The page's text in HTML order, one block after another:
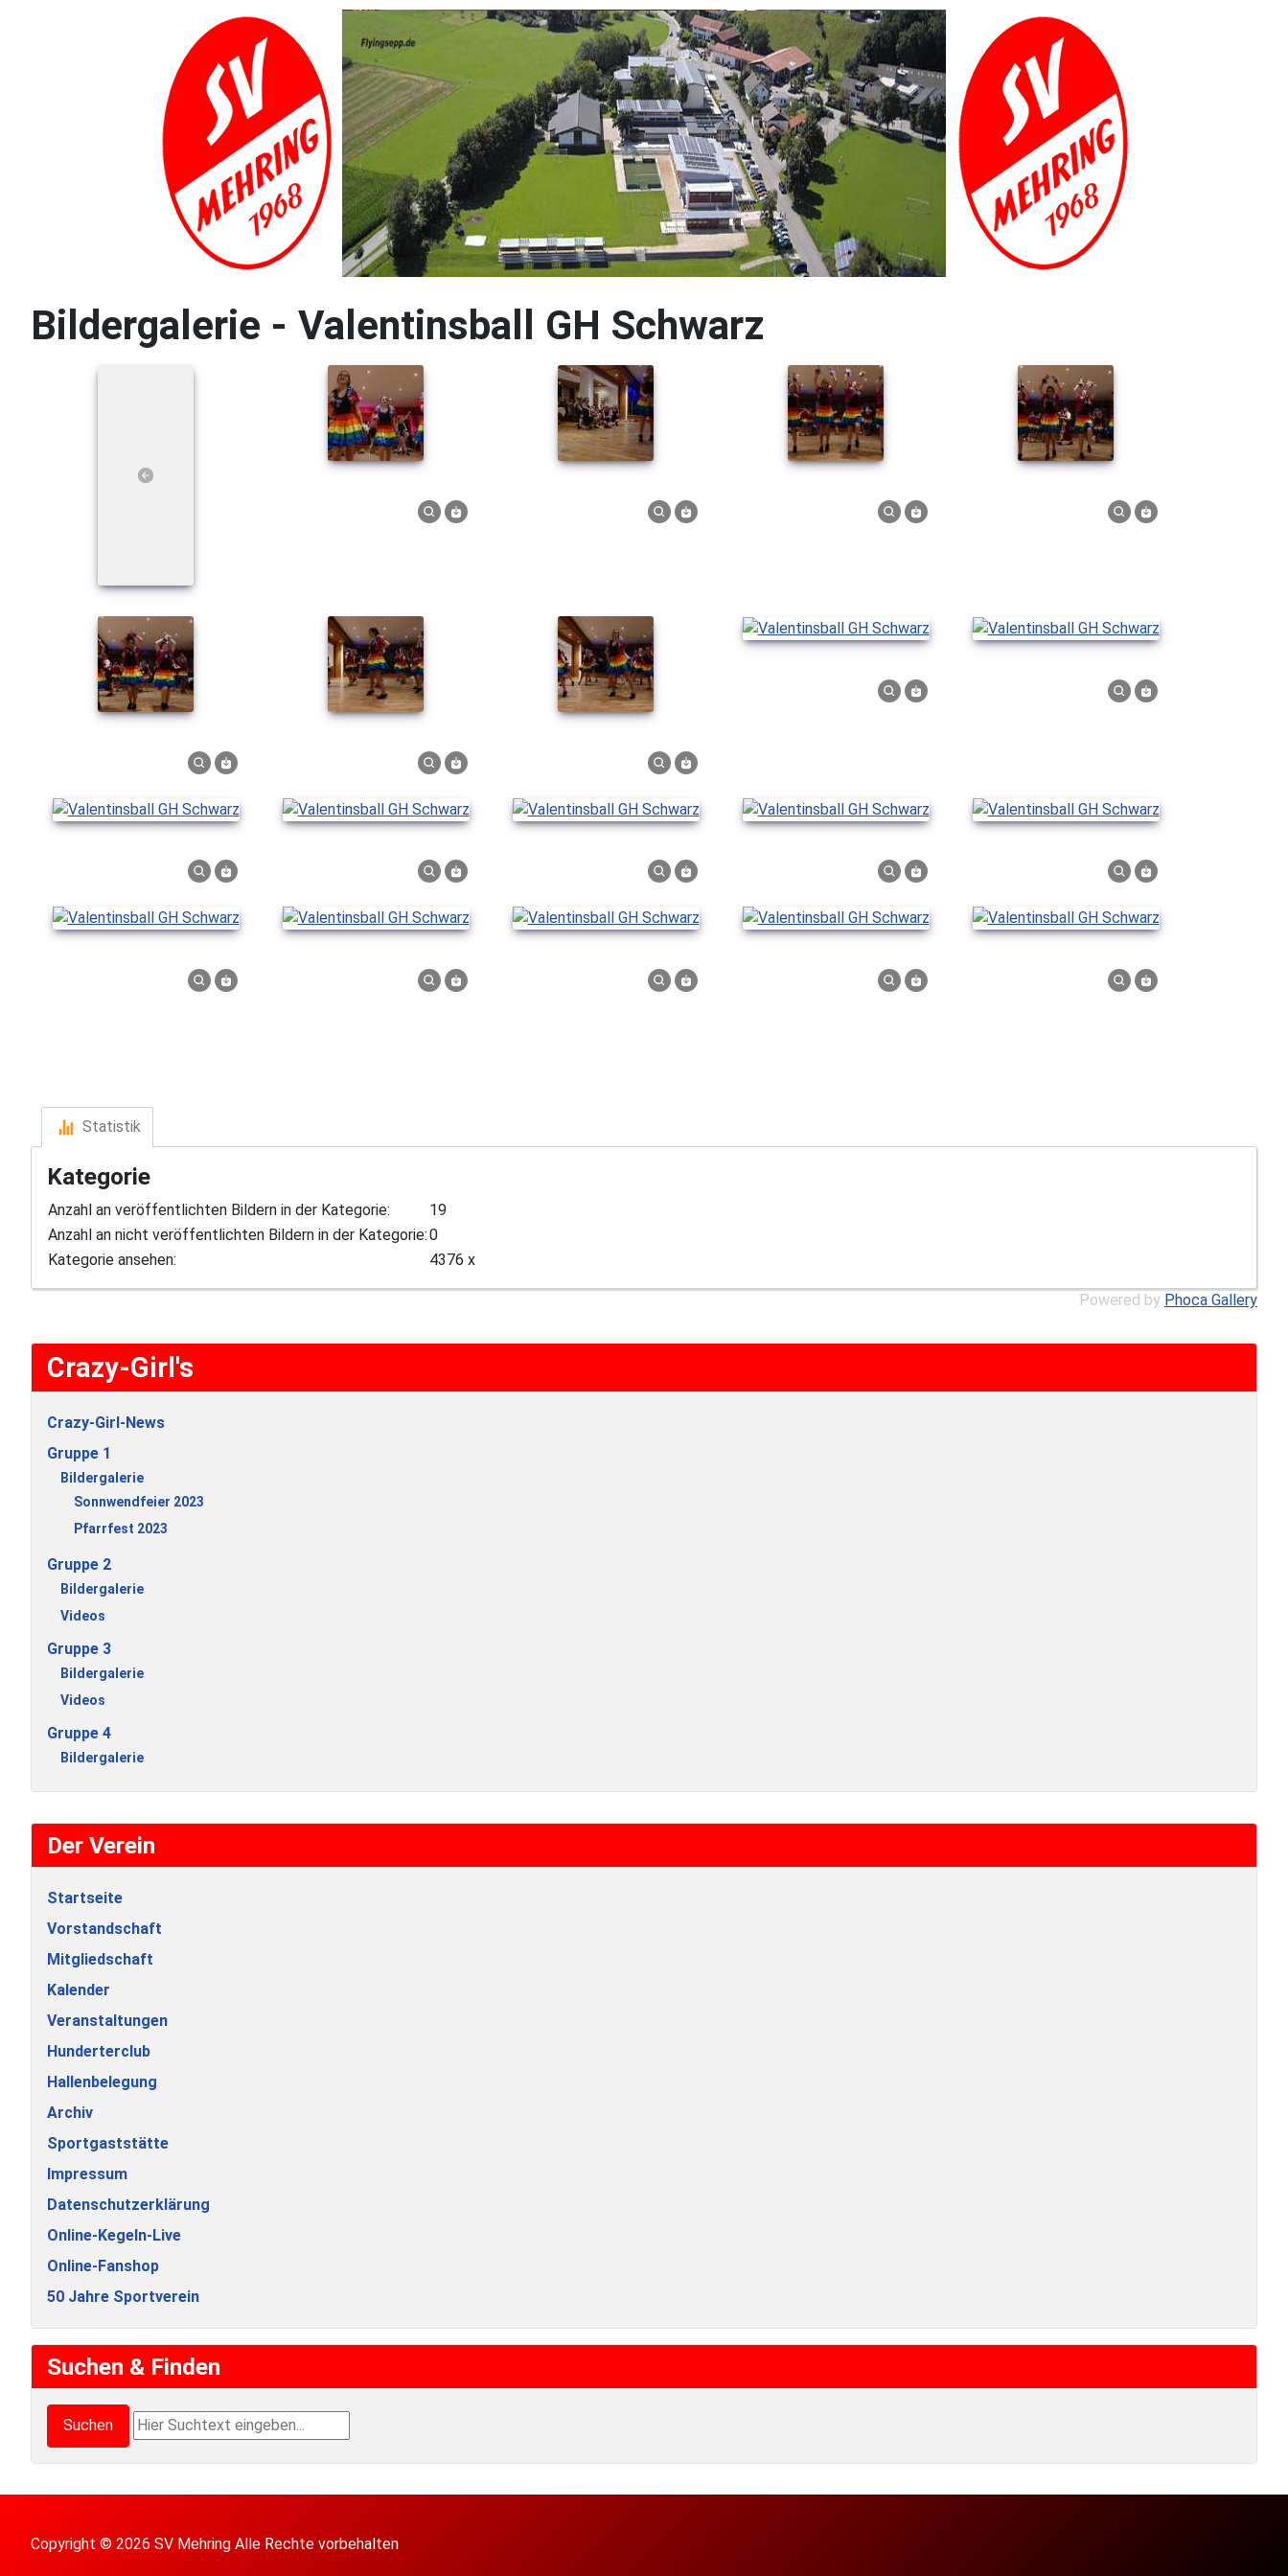
Der Verein
Startseite
Vorstandschaft
Mitgliedschaft
Kalender
Veranstaltungen
Hunderterclub
Hallenbelegung
Archiv
Sportgaststätte
Impressum
Datenschutzerklärung
Online-Kegeln-Live
Online-Fanshop
50 Jahre Sportverein
Suchen & Finden
Suchen
Suchen & Finden
Bildergalerie - Valentinsball GH Schwarz
Statistik
Kategorie
Anzahl an veröffentlichten Bildern in der Kategorie:
19
Anzahl an nicht veröffentlichten Bildern in der Kategorie:0
Kategorie ansehen:
4376 x
Powered by Phoca Gallery
Crazy-Girl's
Crazy-Girl-News
Gruppe 1
Bildergalerie
Sonnwendfeier 2023
Pfarrfest 2023
Gruppe 2
Bildergalerie
Videos
Gruppe 3
Bildergalerie
Videos
Gruppe 4
Bildergalerie
Copyright © 2026 SV Mehring Alle Rechte vorbehalten